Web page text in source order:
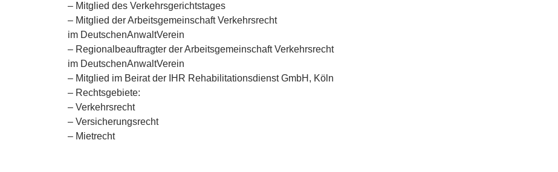
– Mitglied des Verkehrsgerichtstages
– Mitglied der Arbeitsgemeinschaft Verkehrsrecht
im DeutschenAnwaltVerein
– Regionalbeauftragter der Arbeitsgemeinschaft Verkehrsrecht
im DeutschenAnwaltVerein
– Mitglied im Beirat der IHR Rehabilitationsdienst GmbH, Köln
– Rechtsgebiete:
– Verkehrsrecht
– Versicherungsrecht
– Mietrecht